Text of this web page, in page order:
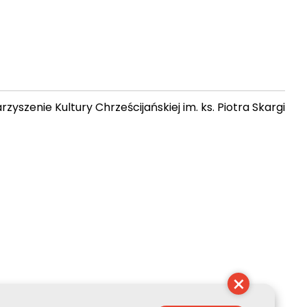
Kultury Chrześcijańskiej im. ks. Piotra Skargi
×